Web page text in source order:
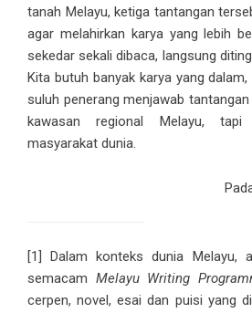
tanah Melayu, ketiga tantangan
agar melahirkan karya yang lebih
sekedar sekali dibaca, langsung
Kita butuh banyak karya yang
suluh penerang menjawab
kawasan regional Melayu,
masyarakat dunia.
[1]
Dalam konteks dunia Melayu,
semacam Melayu Writing
cerpen, novel, esai dan puisi yang